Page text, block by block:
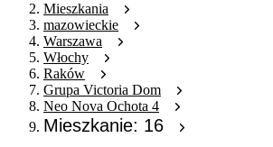
Mieszkania
mazowieckie
Warszawa
Włochy
Raków
Grupa Victoria Dom
Neo Nova Ochota 4
Mieszkanie: 16